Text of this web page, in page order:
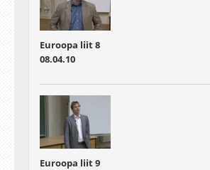
Euroopa liit 8
08.04.10
Euroopa liit 9